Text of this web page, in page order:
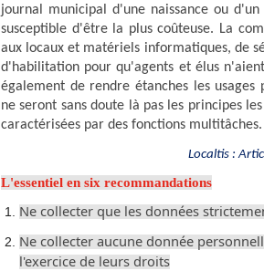
journal municipal d'une naissance ou
susceptible d'être la plus coûteuse. La
aux locaux et matériels informatiques, de
d'habilitation pour qu'agents et élus
également de rendre étanches les usages
ne seront sans doute là pas les principes
caractérisées par des fonctions multitâches.
Localtis :
L'essentiel en six recommandations
Ne collecter que les données
Ne collecter aucune donnée
l'exercice de leurs droits